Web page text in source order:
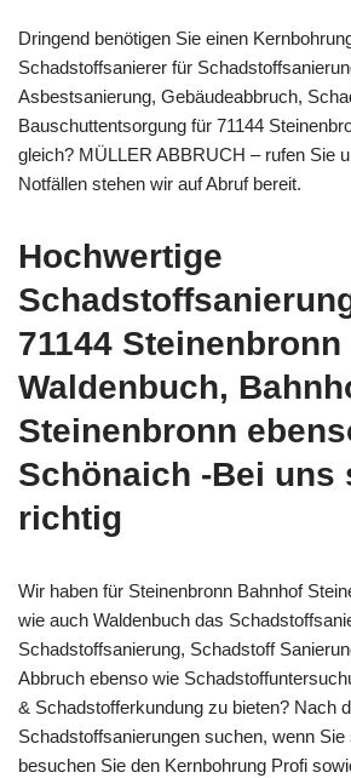
Dringend benötigen Sie einen
Schadstoffsanierer für
Asbestsanierung, Gebäudeabbruch,
Bauschuttentsorgung für 71144
gleich? MÜLLER ABBRUCH – rufen Sie
Notfällen stehen wir auf Abruf bereit.
Hochwertige
71144 Steinenbronn
Waldenbuch,
Steinenbronn
Schönaich -Bei uns
richtig
Wir haben für Steinenbronn Bahnhof
wie auch Waldenbuch das
Schadstoffsanierung, Schadstoff
Abbruch ebenso wie
& Schadstofferkundung zu bieten? Nach
Schadstoffsanierungen suchen, wenn Sie
besuchen Sie den Kernbohrung Profi